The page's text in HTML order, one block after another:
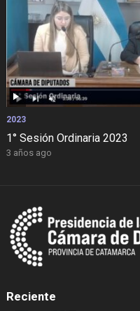
2023
1° Sesión Ordinaria 2023
3 años ago
Reciente